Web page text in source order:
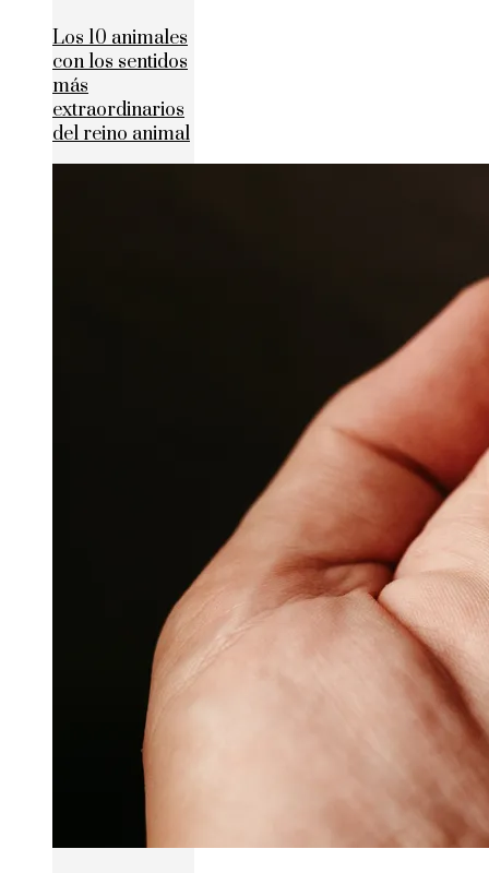
Los 10 animales
con los sentidos
más
extraordinarios
del reino animal